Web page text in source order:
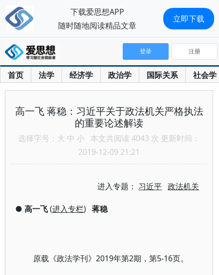
首页 法学 经济学 政治学 国际关系 社会学
登录 注册
高一飞 蒋稳：习近平关于政法机关严格执法
的重要论述解读
选择字号： 大 中 小 本文共阅读 4043 次 更新时间：
2019-12-09 21:21
进入专题： 习近平 政法机关
● 高一飞(进入专栏) 蒋稳
原载《政法学刊》2019年第2期，第5-16页。
下载爱思想APP
随时随地阅读精品文章
立即下载